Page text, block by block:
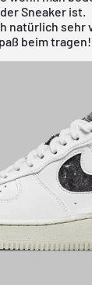
Sneaker ist.
natürlich sehr
beim tragen!